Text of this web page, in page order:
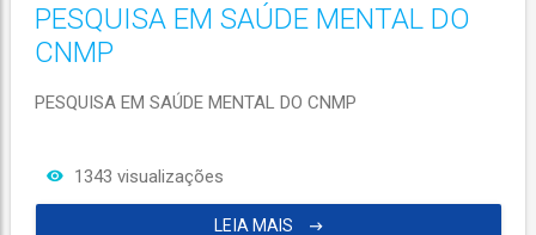
PESQUISA EM SAÚDE MENTAL DO
CNMP
PESQUISA EM SAÚDE MENTAL DO CNMP
1343 visualizações
LEIA MAIS